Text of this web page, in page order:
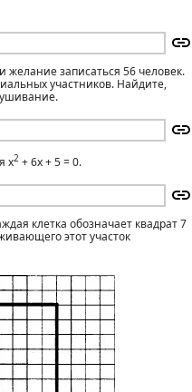
записаться 56 человек.
участников. Найдите,
х2 + 6х + 5 = 0.
клетка обозначает квадрат 7
этот участок